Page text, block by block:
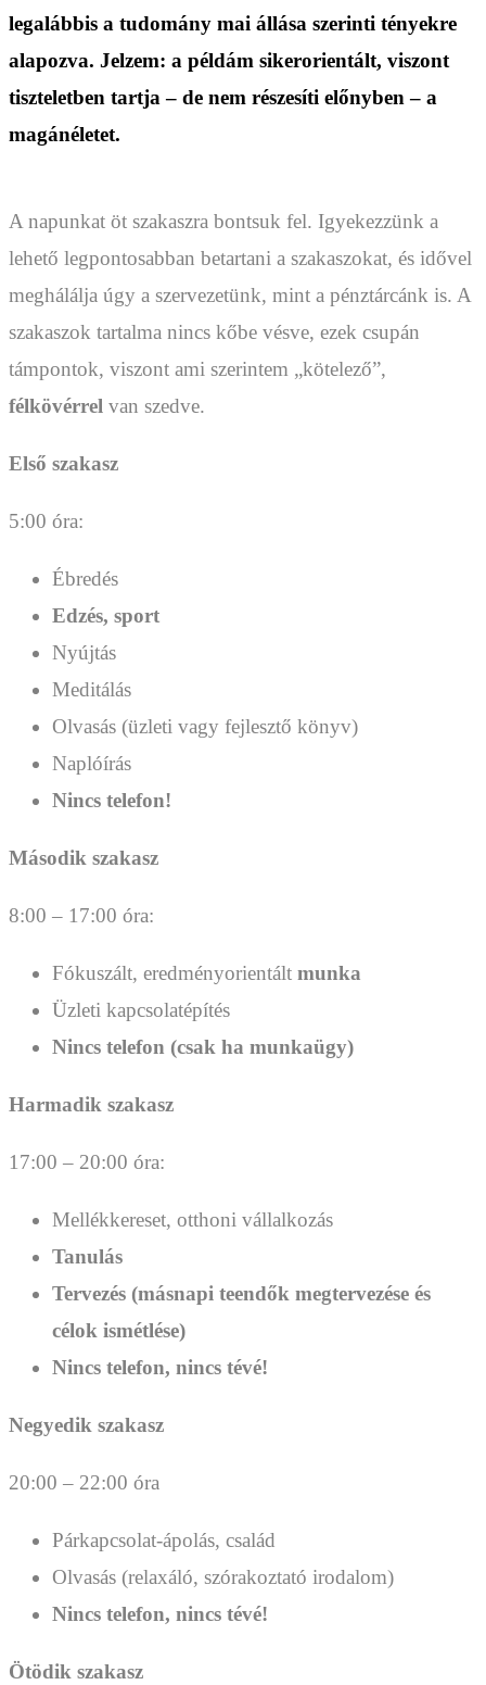
legalábbis a tudomány mai állása szerinti tényekre
alapozva. Jelzem: a példám sikerorientált, viszont
tiszteletben tartja – de nem részesíti előnyben – a
magánéletet.
A napunkat öt szakaszra bontsuk fel. Igyekezzünk a
lehető legpontosabban betartani a szakaszokat, és idővel
meghálálja úgy a szervezetünk, mint a pénztárcánk is. A
szakaszok tartalma nincs kőbe vésve, ezek csupán
támpontok, viszont ami szerintem „kötelező”,
félkövérrel van szedve.
Első szakasz
5:00 óra:
Ébredés
Edzés, sport
Nyújtás
Meditálás
Olvasás (üzleti vagy fejlesztő könyv)
Naplóírás
Nincs telefon!
Második szakasz
8:00 – 17:00 óra:
Fókuszált, eredményorientált munka
Üzleti kapcsolatépítés
Nincs telefon (csak ha munkaügy)
Harmadik szakasz
17:00 – 20:00 óra:
Mellékkereset, otthoni vállalkozás
Tanulás
Tervezés (másnapi teendők megtervezése és
célok ismétlése)
Nincs telefon, nincs tévé!
Negyedik szakasz
20:00 – 22:00 óra
Párkapcsolat-ápolás, család
Olvasás (relaxáló, szórakoztató irodalom)
Nincs telefon, nincs tévé!
Ötödik szakasz